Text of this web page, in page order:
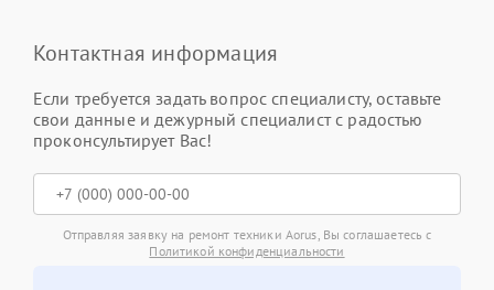
Контактная информация
Если требуется задать вопрос специалисту, оставьте
свои данные и дежурный специалист с радостью
проконсультирует Вас!
Отправляя заявку на ремонт техники Aorus, Вы соглашаетесь с
Политикой конфиденциальности